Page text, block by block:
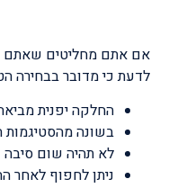
אם אתם מחליטים שאתם
לדעת כי מדובר בבחירה
החלקה יפנית
בשונה
לא תהיה שום
ניתן לחפוף לאחר